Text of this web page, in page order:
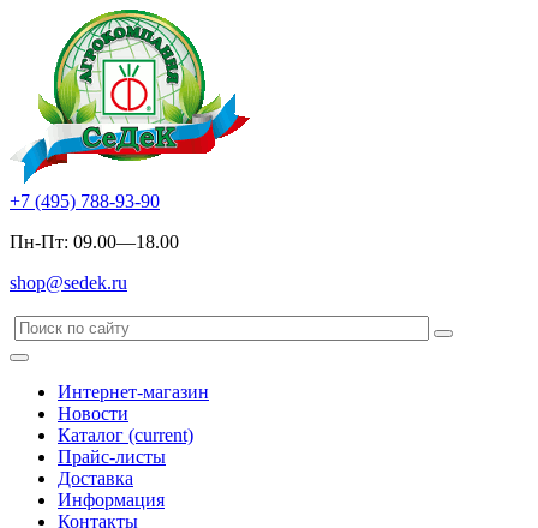
+7 (495) 788-93-90
Пн-Пт: 09.00—18.00
shop@sedek.ru
Интернет-магазин
Новости
Каталог (current)
Прайс-листы
Доставка
Информация
Контакты